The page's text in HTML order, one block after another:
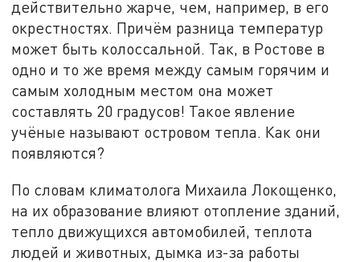
действительно жарче, чем, например, в его
окрестностях. Причём разница температур
может быть колоссальной. Так, в Ростове в
одно и то же время между самым горячим и
самым холодным местом она может
составлять 20 градусов! Такое явление
учёные называют островом тепла. Как они
появляются?
По словам климатолога Михаила Локощенко,
на их образование влияют отопление зданий,
тепло движущихся автомобилей, теплота
людей и животных, дымка из-за работы